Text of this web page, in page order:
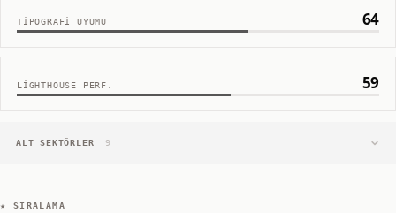
TIPOGRAFI UYUMU 64
LIGHTHOUSE PERF. 59
ALT SEKTÖRLER 9
★ SIRALAMA